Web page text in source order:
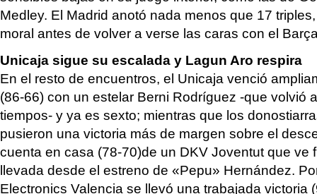
Medley. El Madrid anotó nada menos que 17
moral antes de volver a verse las caras con el
Unicaja sigue su escalada y Lagun Aro respira
En el resto de encuentros, el Unicaja venció
(86-66) con un estelar Berni Rodríguez -que volvió
tiempos- y ya es sexto; mientras que los
pusieron una victoria más de margen sobre el
cuenta en casa (78-70)de un DKV Joventut que ve
llevada desde el estreno de «Pepu» Hernández.
Electronics Valencia se llevó una trabajada victoria